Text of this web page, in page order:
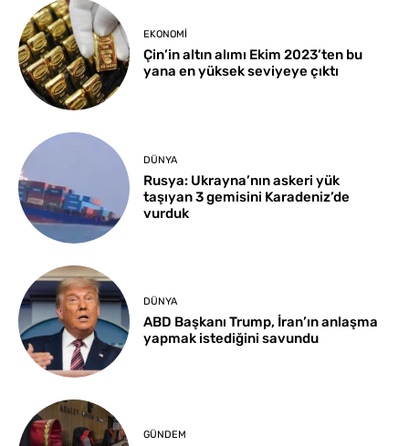
EKONOMI
Çin’in altın alımı Ekim 2023’ten bu
yana en yüksek seviyeye çıktı
DÜNYA
Rusya: Ukrayna’nın askeri yük
taşıyan 3 gemisini Karadeniz’de
vurduk
DÜNYA
ABD Başkanı Trump, İran’ın anlaşma
yapmak istediğini savundu
GÜNDEM